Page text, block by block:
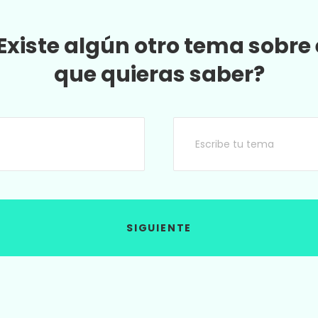
algún otro tema sobre
que quieras saber?
SIGUIENTE